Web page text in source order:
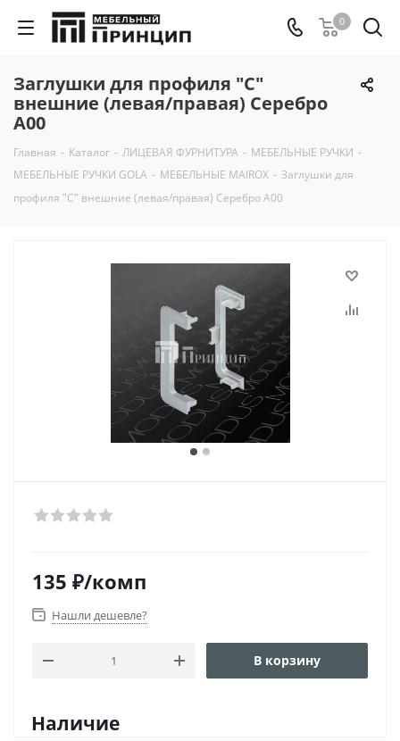
0
Заглушки для профиля "С"
внешние (левая/правая) Серебро
А00
Главная - Каталог - ЛИЦЕВАЯ ФУРНИТУРА - МЕБЕЛЬНЫЕ РУЧКИ -
МЕБЕЛЬНЫЕ РУЧКИ GOLA - МЕБЕЛЬНЫЕ MAIROX - Заглушки для
профиля "С" внешние (левая/правая) Серебро А00
135 ₽/комп
Нашли дешевле?
В корзину
Наличие